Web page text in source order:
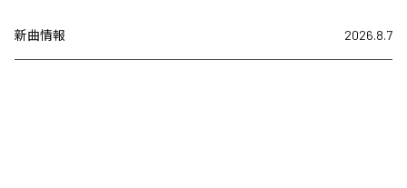
新曲情報 2026.8.7